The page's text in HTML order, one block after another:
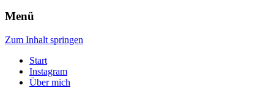
Menü
Zum Inhalt springen
Start
Instagram
Über mich